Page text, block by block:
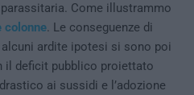
Come illustrammo
colonne. Le conseguenze di
ardite ipotesi si sono poi
il deficit pubblico proiettato
ai sussidi e l’adozione